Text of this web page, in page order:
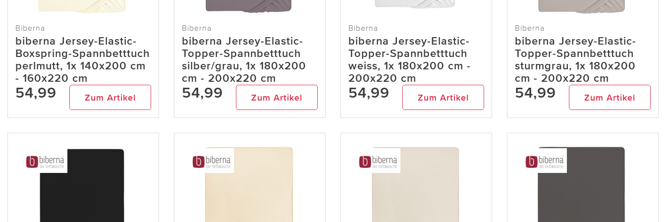
Biberna
biberna Jersey-Elastic-
Boxspring-Spannbetttuch
perlmutt, 1x 140x200 cm
- 160x220 cm
54,99 Zum Artikel
Biberna
biberna Jersey-Elastic-
Topper-Spannbetttuch
silber/grau, 1x 180x200
cm - 200x220 cm
54,99 Zum Artikel
Biberna
biberna Jersey-Elastic-
Topper-Spannbetttuch
weiss, 1x 180x200 cm -
200x220 cm
54,99 Zum Artikel
Biberna
biberna Jersey-Elastic-
Topper-Spannbetttuch
sturmgrau, 1x 180x200
cm - 200x220 cm
54,99 Zum Artikel